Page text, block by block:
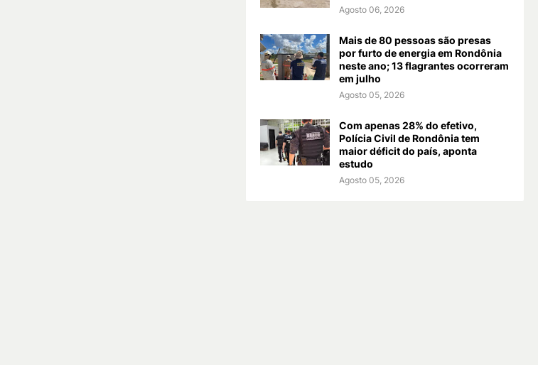
Agosto 06, 2026
Mais de 80 pessoas são presas
por furto de energia em Rondônia
neste ano; 13 flagrantes ocorreram
em julho
Agosto 05, 2026
Com apenas 28% do efetivo,
Polícia Civil de Rondônia tem
maior déficit do país, aponta
estudo
Agosto 05, 2026